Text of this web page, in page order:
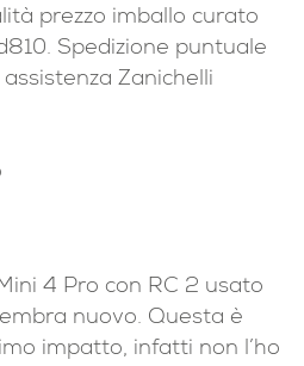
prezzo imballo curato
Spedizione puntuale
Zanichelli
4 Pro con RC 2 usato
nuovo. Questa è
impatto, infatti non l’ho